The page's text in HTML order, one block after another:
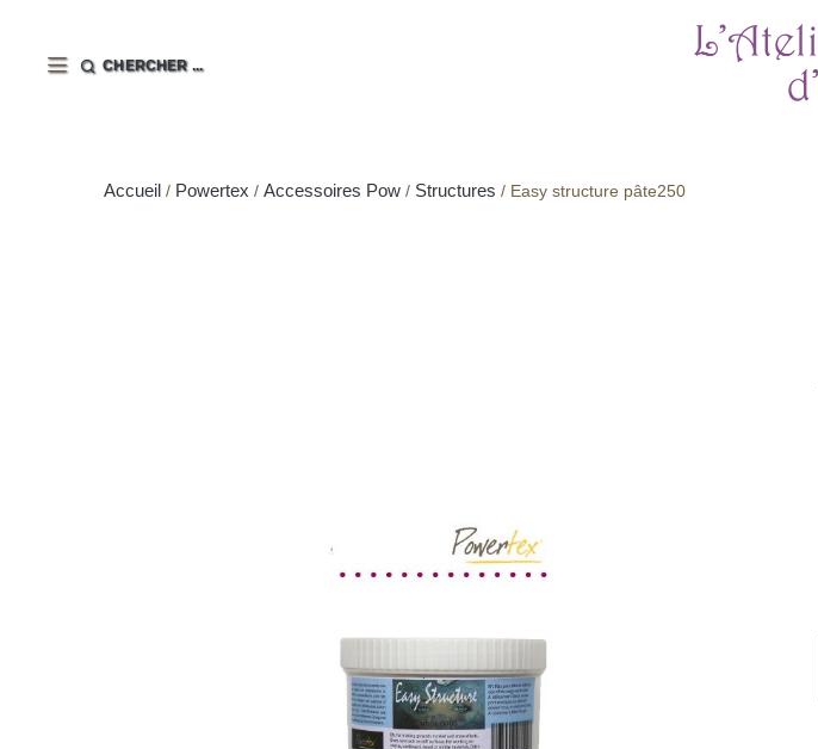
CHERCHER ...
Accueil Powertex Accessoires Pow Structures Easy structure pâte250